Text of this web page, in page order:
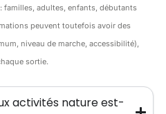
familles, adultes, enfants, débutants
peuvent toutefois avoir des
niveau de marche, accessibilité),
sortie.
activités nature est-